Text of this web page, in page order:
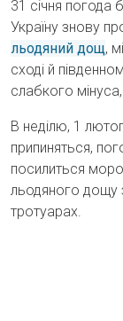
31 січня
Україну знову
льодяний дощ,
сході й
слабкого
В неділю, 1
припиняться,
посилиться
льодяного дощу
тротуарах.